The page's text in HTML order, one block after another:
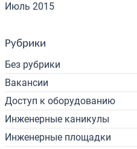
Июль 2015
Рубрики
Без рубрики
Вакансии
Доступ к оборудованию
Инженерные каникулы
Инженерные площадки